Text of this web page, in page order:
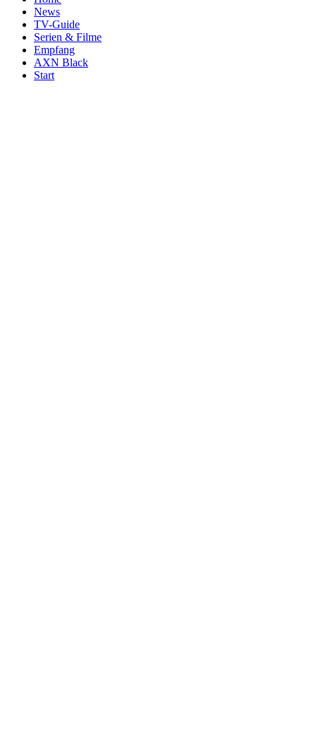
News
TV-Guide
Serien & Filme
Empfang
AXN Black
Start